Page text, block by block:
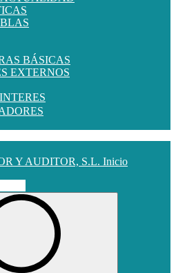
BÁSICAS
EXTERNOS
Inicio